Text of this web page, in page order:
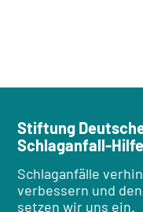
Stiftung
Schlaganfall-Hilfe
Schlaganfälle
verbessern und
setzen wir uns ein.